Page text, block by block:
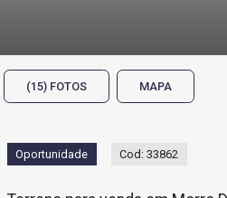
(15) FOTOS MAPA
Oportunidade Cod: 33862